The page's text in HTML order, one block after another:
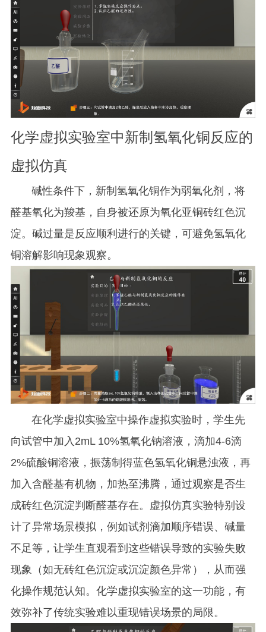
化学虚拟实验室中新制氢氧化铜反应的
虚拟仿真
碱性条件下，新制氢氧化铜作为弱氧化剂，将
醛基氧化为羧基，自身被还原为氧化亚铜砖红色沉
淀。碱过量是反应顺利进行的关键，可避免氢氧化
铜溶解影响现象观察。
在化学虚拟实验室中操作虚拟实验时，学生先
向试管中加入2mL 10%氢氧化钠溶液，滴加4-6滴
2%硫酸铜溶液，振荡制得蓝色氢氧化铜悬浊液，再
加入含醛基有机物，加热至沸腾，通过观察是否生
成砖红色沉淀判断醛基存在。虚拟仿真实验特别设
计了异常场景模拟，例如试剂滴加顺序错误、碱量
不足等，让学生直观看到这些错误导致的实验失败
现象（如无砖红色沉淀或沉淀颜色异常），从而强
化操作规范认知。化学虚拟实验室的这一功能，有
效弥补了传统实验难以重现错误场景的局限。